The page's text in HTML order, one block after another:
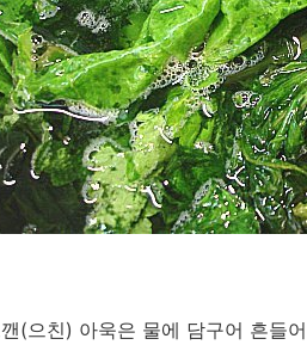
(으친) 아욱은 물에 담구어 흔들